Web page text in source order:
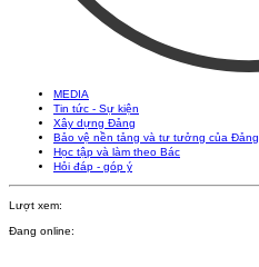
MEDIA
Tin tức - Sự kiện
Xây dựng Đảng
Bảo vệ nền tảng và tư tưởng của Đảng
Học tập và làm theo Bác
Hỏi đáp - góp ý
Lượt xem:
Đang online: